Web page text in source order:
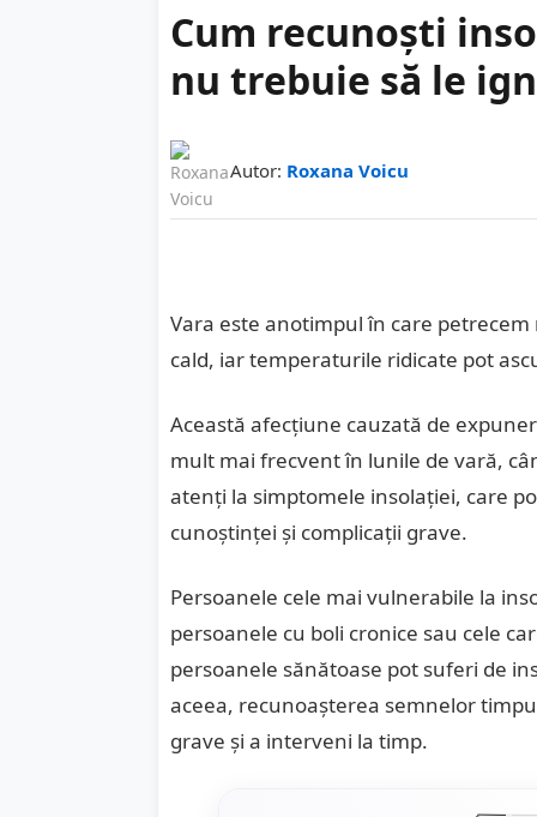
Cum recunoști
nu trebuie să le
Autor: Roxana Voicu
Vara este anotimpul în care
cald, iar temperaturile ridicate pot
Această afecțiune cauzată de
mult mai frecvent în lunile de vară,
atenți la simptomele insolației, care
cunoștinței și complicații grave.
Persoanele cele mai vulnerabile la
persoanele cu boli cronice sau cele
persoanele sănătoase pot suferi de
aceea, recunoașterea semnelor
grave și a interveni la timp.